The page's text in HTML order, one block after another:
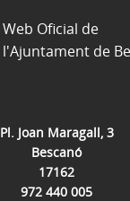
Pl. Joan Maragall, 3
Bescanó
17162
972 440 005
Web Oficial de
l'Ajuntament de